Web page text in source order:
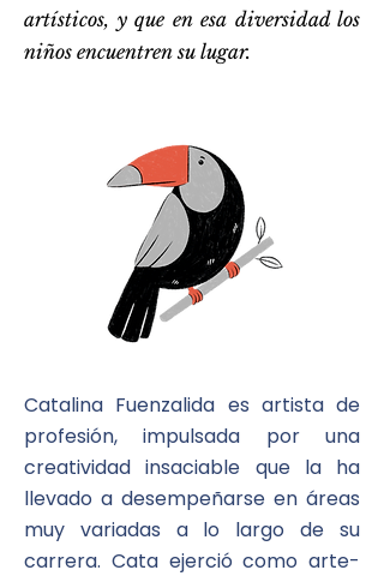
artísticos, y que en esa diversidad los
niños encuentren su lugar.
Catalina Fuenzalida es artista de
profesión, impulsada por una
creatividad insaciable que la ha
llevado a desempeñarse en áreas
muy variadas a lo largo de su
carrera. Cataejerció como arte-